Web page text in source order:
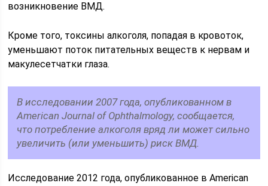
возникновение ВМД.
Кроме того, токсины алкоголя, попадая в кровоток,
уменьшают поток питательных веществ к нервам и
макулесетчатки глаза.
В исследовании 2007 года, опубликованном в
American Journal of Ophthalmology, сообщается,
что потребление алкоголя вряд ли может сильно
увеличить (или уменьшить) риск ВМД.
Исследование 2012 года, опубликованное в American